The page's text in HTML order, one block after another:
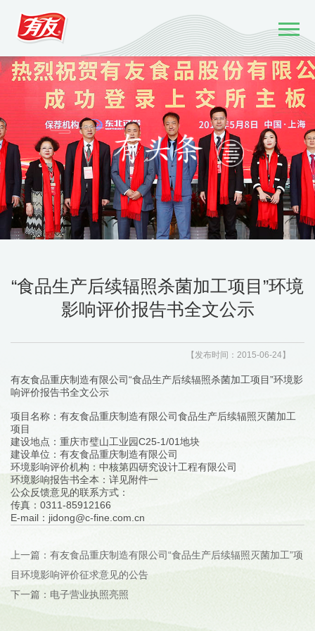
“食品生产后续辐照杀菌加工项目”环境
影响评价报告书全文公示
【发布时间：2015-06-24】
有友食品重庆制造有限公司“食品生产后续辐照杀菌加工项目”环境影
响评价报告书全文公示
项目名称：有友食品重庆制造有限公司食品生产后续辐照灭菌加工
项目
建设地点：重庆市璧山工业园C25-1/01地块
建设单位：有友食品重庆制造有限公司
环境影响评价机构：中核第四研究设计工程有限公司
环境影响报告书全本：详见附件一
公众反馈意见的联系方式：
传真：0311-85912166
E-mail：jidong@c-fine.com.cn
上一篇：有友食品重庆制造有限公司“食品生产后续辐照灭菌加工”项
目环境影响评价征求意见的公告
下一篇：电子营业执照亮照